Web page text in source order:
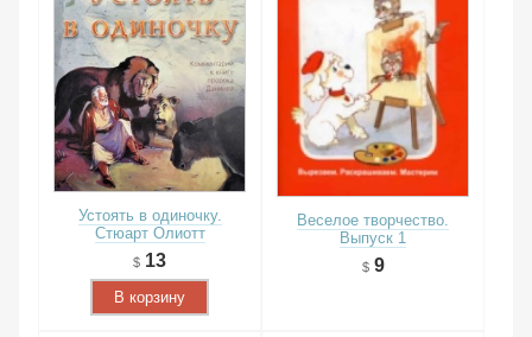
Устоять в одиночку.
Стюарт Олиотт
13
В корзину
Веселое творчество.
Выпуск 1
9